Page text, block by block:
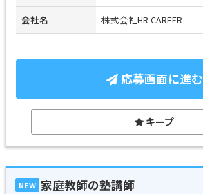
会社名 株式会社HR CAREER
応募画面に進む
キープ
NEW 家庭教師の塾講師